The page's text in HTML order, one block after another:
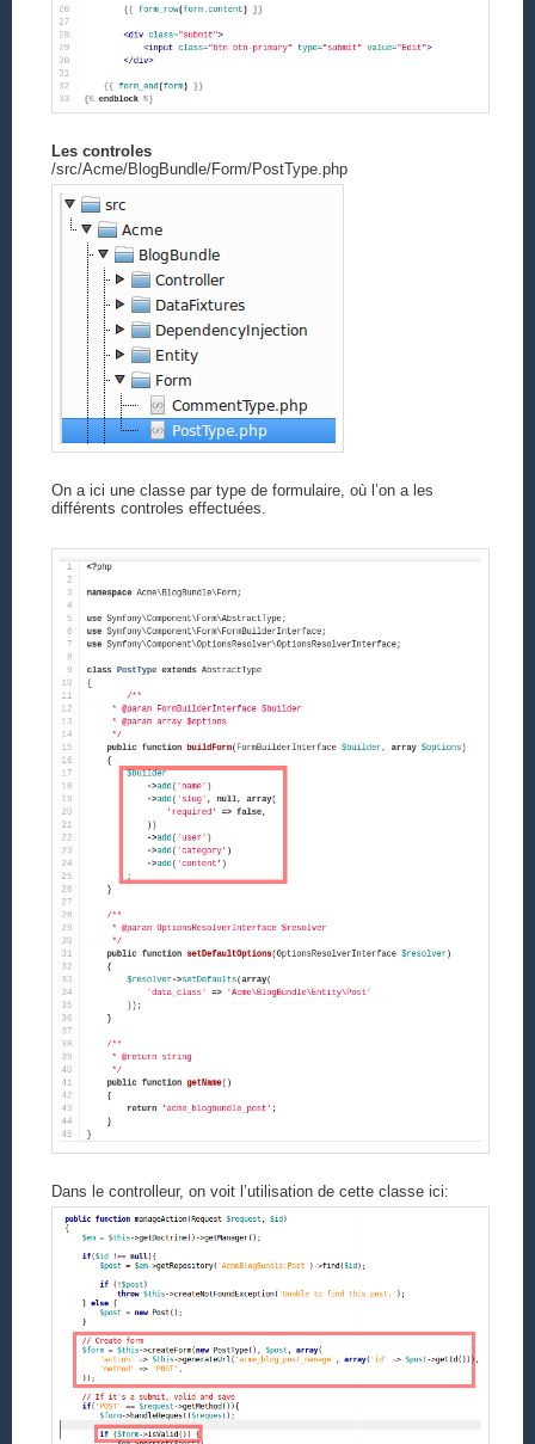
Les controles
/src/Acme/BlogBundle/Form/PostType.php
On a ici une classe par type de formulaire, où l’on a les
différents controles effectuées.
Dans le controlleur, on voit l’utilisation de cette classe ici: